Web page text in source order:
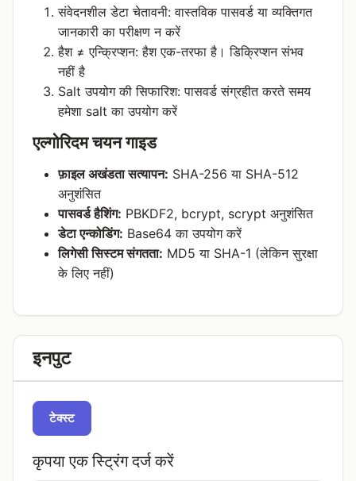
संवेदनशील डेटा चेतावनी: वास्तविक पासवर्ड या व्यक्तिगत
जानकारी का परीक्षण न करें
हैश ≠ एन्क्रिप्शन: हैश एक-तरफा है। डिक्रिप्शन संभव
नहीं है
Salt उपयोग की सिफारिश: पासवर्ड संग्रहीत करते समय
हमेशा salt का उपयोग करें
एल्गोरिदम चयन गाइड
फ़ाइल अखंडता सत्यापन: SHA-256 या SHA-512
अनुशंसित
पासवर्ड हैशिंग: PBKDF2, bcrypt, scrypt अनुशंसित
डेटा एन्कोडिंग: Base64 का उपयोग करें
लिगेसी सिस्टम संगतता: MD5 या SHA-1 (लेकिन सुरक्षा
के लिए नहीं)
इनपुट
टेक्स्ट
कृपया एक स्ट्रिंग दर्ज करें